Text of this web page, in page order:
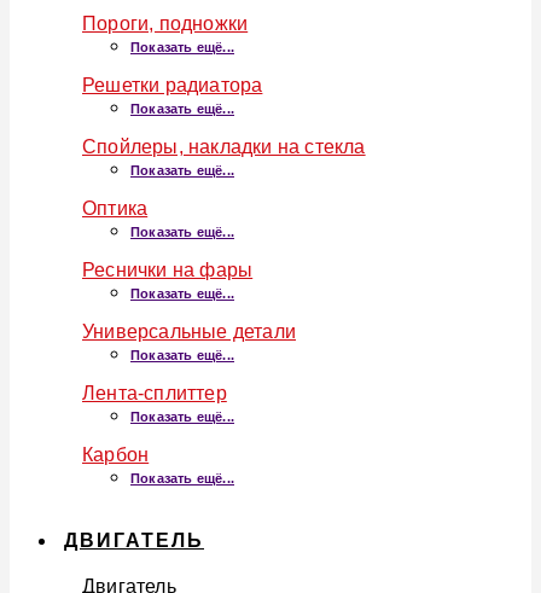
Пороги, подножки
Показать ещё...
Решетки радиатора
Показать ещё...
Спойлеры, накладки на стекла
Показать ещё...
Оптика
Показать ещё...
Реснички на фары
Показать ещё...
Универсальные детали
Показать ещё...
Лента-сплиттер
Показать ещё...
Карбон
Показать ещё...
ДВИГАТЕЛЬ
Двигатель